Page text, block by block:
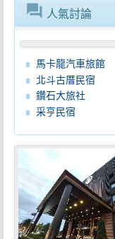
forum 人氣討論
馬卡龍汽車旅館
北斗古厝民宿
鑽石大旅社
采亨民宿